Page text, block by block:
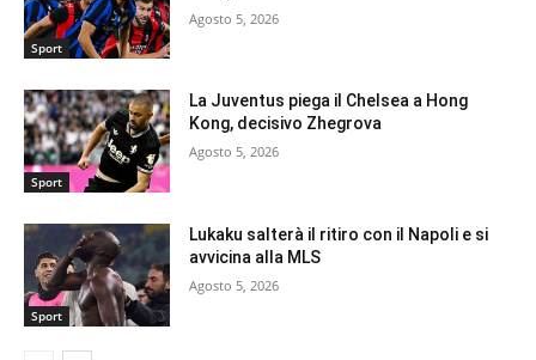
Sport
Agosto 5, 2026
Sport
La Juventus piega il Chelsea a Hong
Kong, decisivo Zhegrova
Agosto 5, 2026
Sport
Lukaku salterà il ritiro con il Napoli e si
avvicina alla MLS
Agosto 5, 2026